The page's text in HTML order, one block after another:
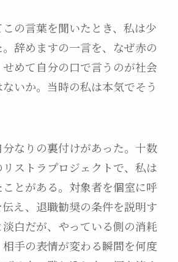
の言葉を聞いたとき、私は少
辞めますの一言を、なぜ赤の
めて自分の口で言うのが社会
いか。当時の私は本気でそう
なりの裏付けがあった。十数
ストラプロジェクトで、私は
とがある。対象者を個室に呼
え、退職勧奨の条件を説明す
白だが、やっている側の消耗
手の表情が変わる瞬間を何度